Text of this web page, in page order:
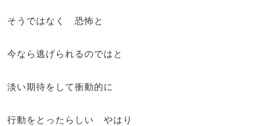
そうではなく 恐怖と
今なら逃げられるのではと
淡い期待をして衝動的に
行動をとったらしい やはり